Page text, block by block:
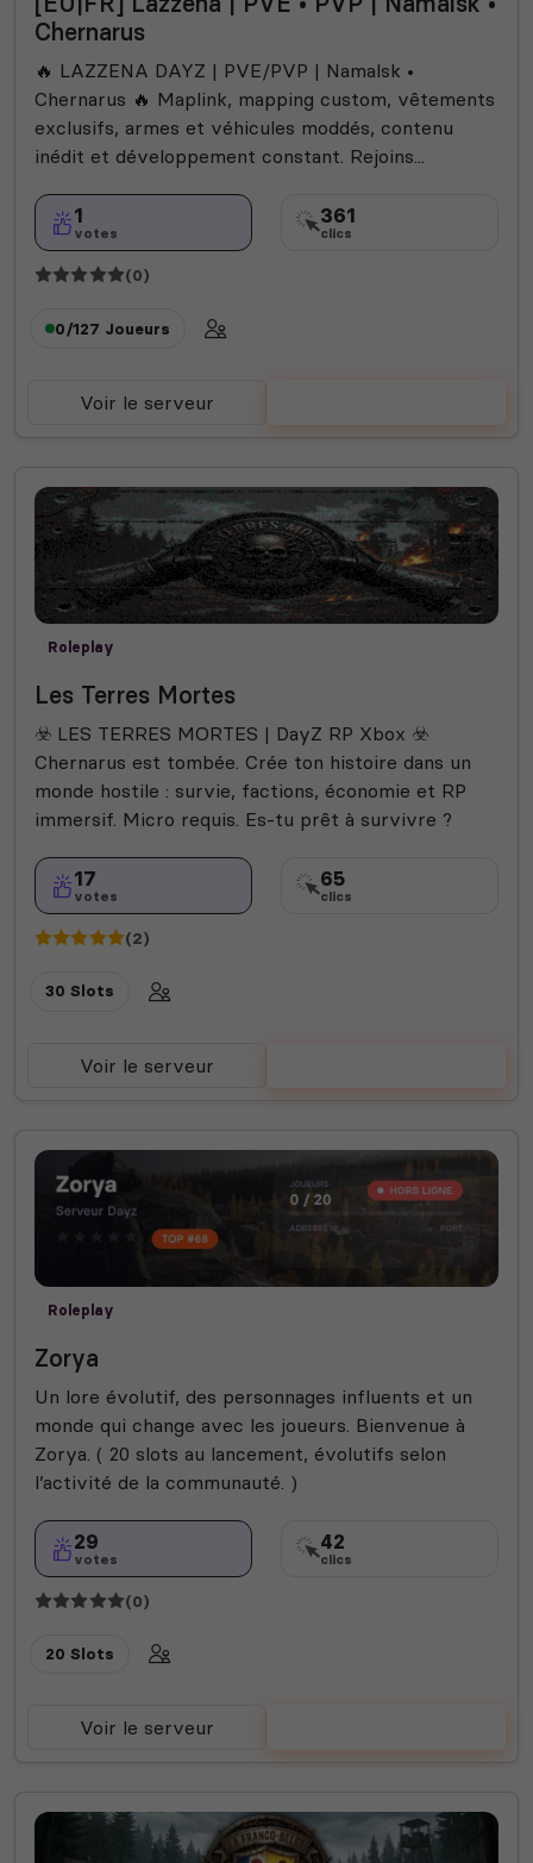
Chernarus
🔥 LAZZENA DAYZ | PVE/PVP | Namalsk •
Chernarus 🔥 Maplink, mapping custom, vêtements
exclusifs, armes et véhicules moddés, contenu
inédit et développement constant. Rejoins...
1
votes
361
clics
(0)
0/127 Joueurs
Voir le serveur
Roleplay
Les Terres Mortes
☣️ LES TERRES MORTES | DayZ RP Xbox ☣️
Chernarus est tombée. Crée ton histoire dans un
monde hostile : survie, factions, économie et RP
immersif. Micro requis. Es-tu prêt à survivre ?
17
votes
65
clics
(2)
30 Slots
Voir le serveur
Roleplay
Zorya
Un lore évolutif, des personnages influents et un
monde qui change avec les joueurs. Bienvenue à
Zorya. ( 20 slots au lancement, évolutifs selon
l’activité de la communauté. )
29
votes
42
clics
(0)
20 Slots
Voir le serveur